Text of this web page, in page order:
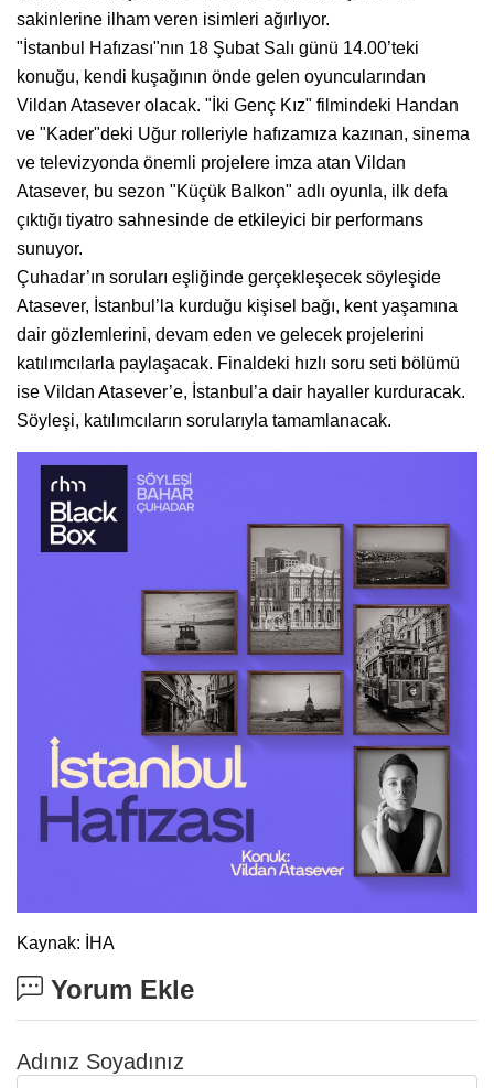
sakinlerine ilham veren isimleri ağırlıyor.
"İstanbul Hafızası"nın 18 Şubat Salı günü 14.00’teki
konuğu, kendi kuşağının önde gelen oyuncularından
Vildan Atasever olacak. "İki Genç Kız" filmindeki Handan
ve "Kader"deki Uğur rolleriyle hafızamıza kazınan, sinema
ve televizyonda önemli projelere imza atan Vildan
Atasever, bu sezon "Küçük Balkon" adlı oyunla, ilk defa
çıktığı tiyatro sahnesinde de etkileyici bir performans
sunuyor.
Çuhadar’ın soruları eşliğinde gerçekleşecek söyleşide
Atasever, İstanbul’la kurduğu kişisel bağı, kent yaşamına
dair gözlemlerini, devam eden ve gelecek projelerini
katılımcılarla paylaşacak. Finaldeki hızlı soru seti bölümü
ise Vildan Atasever’e, İstanbul’a dair hayaller kurduracak.
Söyleşi, katılımcıların sorularıyla tamamlanacak.
Kaynak: İHA
Yorum Ekle
Adınız Soyadınız